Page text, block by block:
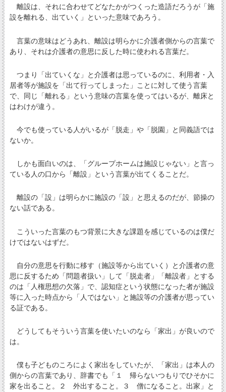
離設は、それに合わせてどなたかがつくった造語だろうが「施
設を離れる、出ていく」といった意味であろう。
言葉の意味はどうあれ、離設は明らかに介護者側からの言葉で
あり、それは介護者の意思に反した時に使われる言葉だ。
つまり「出ていくな」と介護者は思っているのに、利用者・入
居者等が施設を「出て行ってしまった」ことに対して使う言葉
で、同じ「離れる」という意味の言葉を使ってはいるが、離床と
はわけが違う。
今でも使っている人がいるが「脱走」や「脱園」と同義語では
ないか。
しかも面白いのは、「グループホームは施設じゃない」と言っ
ている人の口から「離設」という言葉が出てくることだ。
離設の「設」は明らかに施設の「設」と思えるのだが、節操の
ない話である。
こういった言葉のもつ背景に大きな課題を感じているのは僕だ
けではないはずだ。
自分の意思を行動に移す（施設等から出ていく）と介護者の意
思に反するため「問題者扱い」して「脱走者」「離設者」とする
のは「人権思想の欠落」で、認知症という状態になった者が施設
等に入った時点から「人ではない」と施設等の介護者が思ってい
る証である。
どうしてもそういう言葉を使いたいのなら「家出」が良いので
は。
僕も子どものころによく家出をしていたが、「家出」は本人の
側からの言葉であり、辞書でも「１ 帰らないつもりでひそかに
家を出ること。２ 外出すること。３ 僧になること。出家」と